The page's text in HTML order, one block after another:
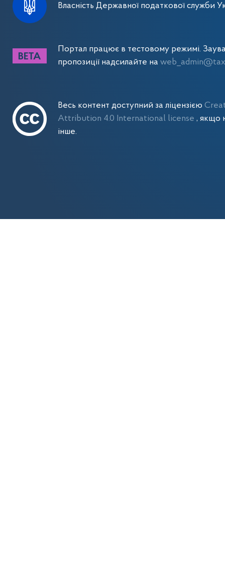
Власність Державної податкової служби
Портал працює в тестовому режимі.
пропозиції надсилайте на
Весь контент доступний за ліцензією
Attribution 4.0 International license , якщо
інше.